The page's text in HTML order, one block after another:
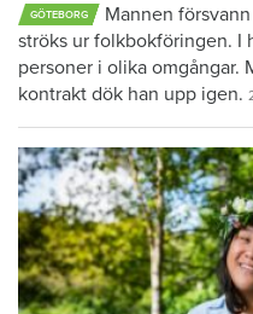
GÖTEBORG
Mannen
ströks ur folkbokföringen. I
personer i olika omgångar.
kontrakt dök han upp igen.